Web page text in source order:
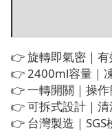
👉 旋轉即氣密｜
👉 2400ml容量｜
👉 一轉開關｜操
👉 可拆式設計｜
👉 台灣製造｜